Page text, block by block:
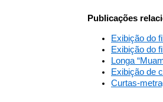
Publicações
Exibição do
Exibição do
Longa
Exibição de
Curtas-